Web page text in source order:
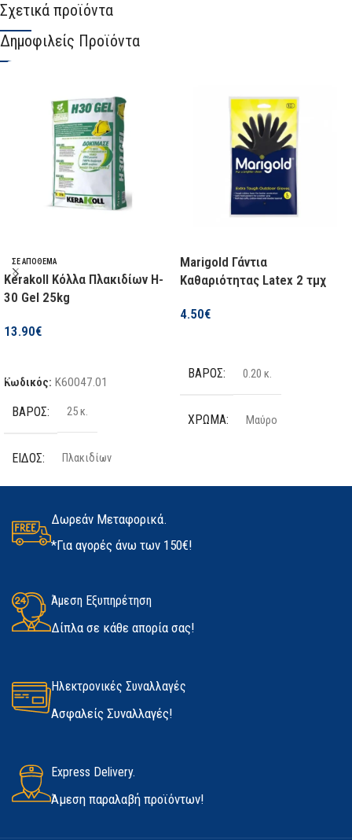
Σχετικά προϊόντα
Δημοφιλείς Προϊόντα
ΣΕ ΑΠΌΘΕΜΑ
Kerakoll Κόλλα Πλακιδίων H-
30 Gel 25kg
13.90€
Κωδικός: K60047.01
ΒΆΡΟΣ 25 κ.
ΕΊΔΟΣ Πλακιδίων
ΚΑΤΑΣΚΕΥΑΣΤΉΣ Kerakoll
ΔΙΑΘΕΣΙΜΌΤΗΤΑ
Marigold Γάντια
Καθαριότητας Latex 2 τμχ
4.50€
ΒΆΡΟΣ 0.20 κ.
ΧΡΏΜΑ Μαύρο
Δωρεάν Μεταφορικά.
*Για αγορές άνω των 150€!
Άμεση Εξυπηρέτηση
Δίπλα σε κάθε απορία σας!
Ηλεκτρονικές Συναλλαγές
Ασφαλείς Συναλλαγές!
Express Delivery.
Άμεση παραλαβή προϊόντων!